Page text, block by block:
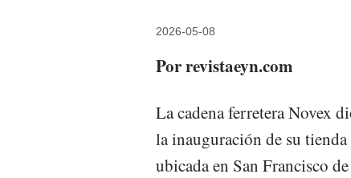
2026-05-08
Por revistaeyn.com
La cadena ferretera Novex
la inauguración de su
ubicada en San Francisco